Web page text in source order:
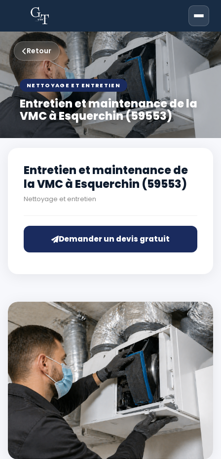
Retour
NETTOYAGE ET ENTRETIEN
Entretien et maintenance de la
VMC à Esquerchin (59553)
Entretien et maintenance de
la VMC à Esquerchin (59553)
Nettoyage et entretien
Demander un devis gratuit